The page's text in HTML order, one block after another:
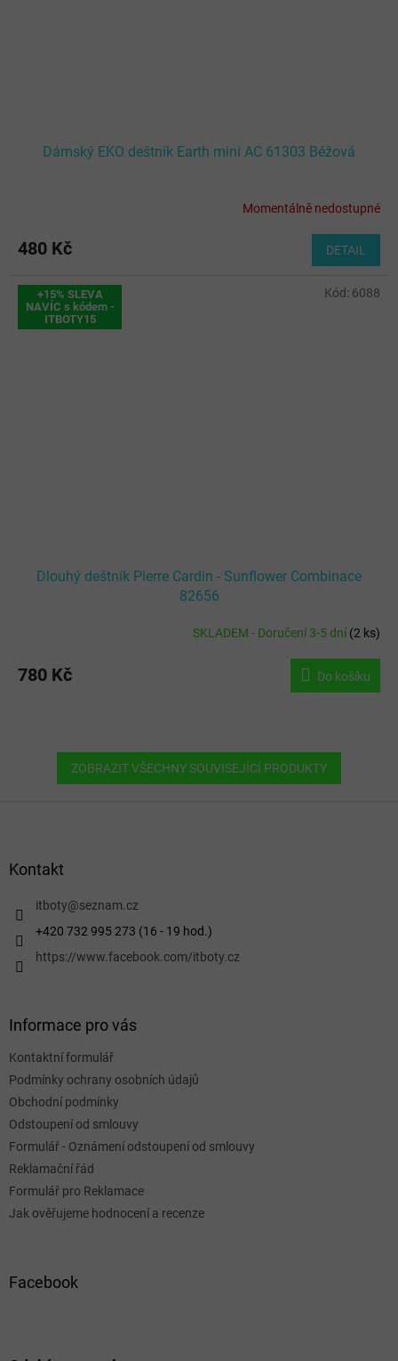
Dámský EKO deštník Earth mini AC 61303 Béžová
Momentálně nedostupné
480 Kč DETAIL
+15% SLEVA
NAVÍC s kódem -
ITBOTY15
Dlouhý deštník Pierre Cardin - Sunflower Combinace
82656
produktu
je
hvězdiček.
SKLADEM - Doručení 3-5 dní(2 ks)
780 Kč Do košíku
Kód: 6088
ZOBRAZIT VŠECHNY SOUVISEJÍCÍ PRODUKTY
Kontakt
itboty@seznam.cz
+420 732 995 273 (16 - 19 hod.)
https://www.facebook.com/itboty.cz
Informace pro vás
Kontaktní formulář
Podmínky ochrany osobních údajů
Obchodní podmínky
Odstoupení od smlouvy
Formulář - Oznámení odstoupení od smlouvy
Reklamační řád
Formulář pro Reklamace
Jak ověřujeme hodnocení a recenze
Facebook